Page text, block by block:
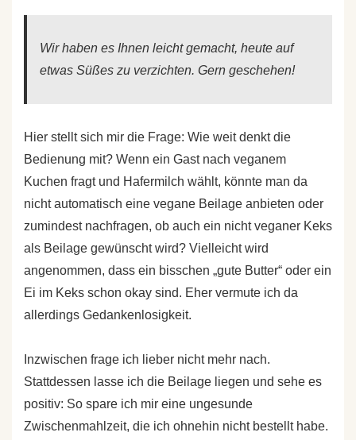
Wir haben es Ihnen leicht gemacht, heute auf
etwas Süßes zu verzichten. Gern geschehen!
Hier stellt sich mir die Frage: Wie weit denkt die
Bedienung mit? Wenn ein Gast nach veganem
Kuchen fragt und Hafermilch wählt, könnte man da
nicht automatisch eine vegane Beilage anbieten oder
zumindest nachfragen, ob auch ein nicht veganer Keks
als Beilage gewünscht wird? Vielleicht wird
angenommen, dass ein bisschen „gute Butter“ oder ein
Ei im Keks schon okay sind. Eher vermute ich da
allerdings Gedankenlosigkeit.
Inzwischen frage ich lieber nicht mehr nach.
Stattdessen lasse ich die Beilage liegen und sehe es
positiv: So spare ich mir eine ungesunde
Zwischenmahlzeit, die ich ohnehin nicht bestellt habe.